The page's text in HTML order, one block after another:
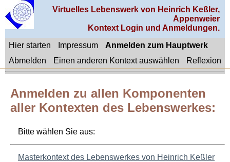
Virtuelles Lebenswerk von Heinrich Keßler,
Appenweier
Kontext Login und Anmeldungen.
Hier starten
Impressum
Anmelden zum Hauptwerk
Abmelden
Einen anderen Kontext auswählen Reflexion
Anmelden zu allen Komponenten
aller Kontexten des Lebenswerkes:
Bitte wählen Sie aus:
Masterkontext des Lebenswerkes von Heinrich Keßler